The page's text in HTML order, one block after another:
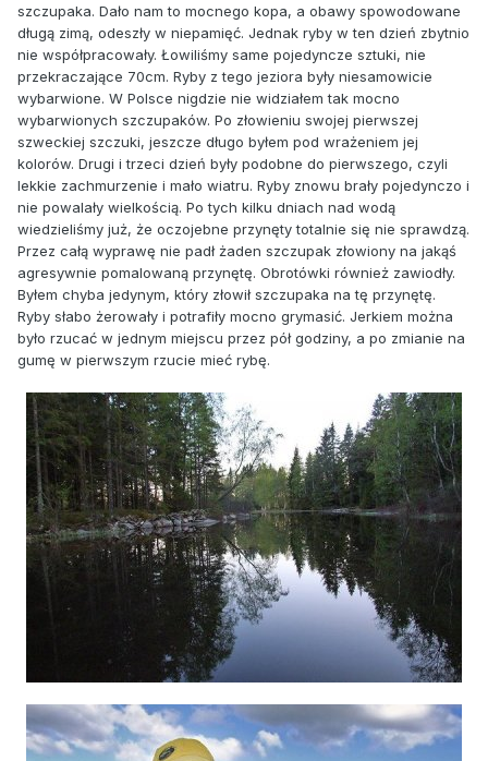
szczupaka. Dało nam to mocnego kopa, a obawy spowodowane
długą zimą, odeszły w niepamięć. Jednak ryby w ten dzień zbytnio
nie współpracowały. Łowiliśmy same pojedyncze sztuki, nie
przekraczające 70cm. Ryby z tego jeziora były niesamowicie
wybarwione. W Polsce nigdzie nie widziałem tak mocno
wybarwionych szczupaków. Po złowieniu swojej pierwszej
szweckiej szczuki, jeszcze długo byłem pod wrażeniem jej
kolorów. Drugi i trzeci dzień były podobne do pierwszego, czyli
lekkie zachmurzenie i mało wiatru. Ryby znowu brały pojedynczo i
nie powalały wielkością. Po tych kilku dniach nad wodą
wiedzieliśmy już, że oczojebne przynęty totalnie się nie sprawdzą.
Przez całą wyprawę nie padł żaden szczupak złowiony na jakąś
agresywnie pomalowaną przynętę. Obrotówki również zawiodły.
Byłem chyba jedynym, który złowił szczupaka na tę przynętę.
Ryby słabo żerowały i potrafiły mocno grymasić. Jerkiem można
było rzucać w jednym miejscu przez pół godziny, a po zmianie na
gumę w pierwszym rzucie mieć rybę.